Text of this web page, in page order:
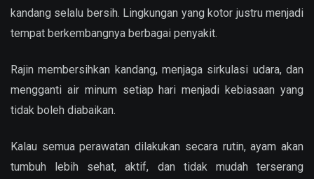
kandang selalu bersih. Lingkungan yang kotor justru menjadi
tempat berkembangnya berbagai penyakit.
Rajin membersihkan kandang, menjaga sirkulasi udara, dan
mengganti air minum setiap hari menjadi kebiasaan yang
tidak boleh diabaikan.
Kalau semua perawatan dilakukan secara rutin, ayam akan
tumbuh lebih sehat, aktif, dan tidak mudah terserang